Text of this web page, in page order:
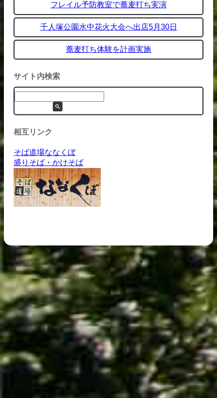
フレイル予防教室で蕎麦打ち実演
千人塚公園水中花火大会へ出店5月30日
蕎麦打ち体験を計画実施
サイト内検索
相互リンク
そば道場ななくぼ
盛りそば・かけそば